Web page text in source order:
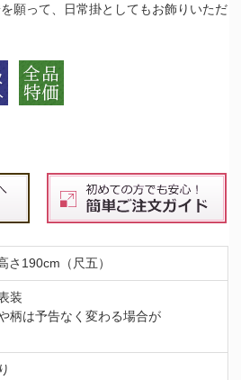
願って、日常掛としてもお飾りいただ
さ190cm（尺五）
装
柄は予告なく変わる場合が